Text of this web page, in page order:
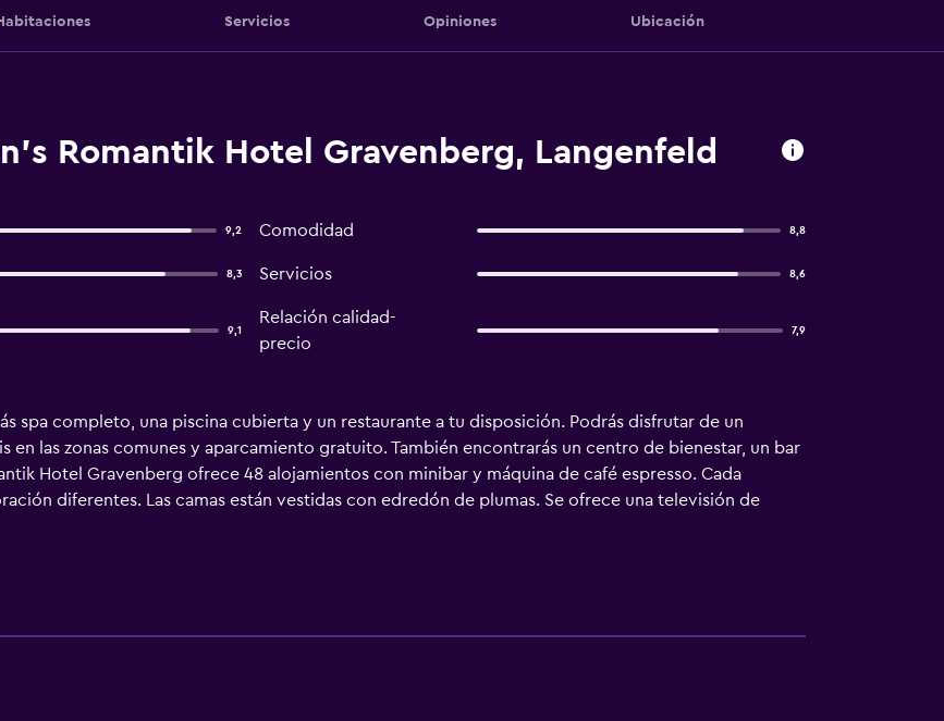
Servicios Opiniones Ubicación
Romantik Hotel Gravenberg, Langenfeld
9,2 Comodidad 8,8
8,3 Servicios 8,6
9,1
Relación calidad-
precio
7,9
spa completo, una piscina cubierta y un restaurante a tu disposición. Podrás disfrutar de un
las zonas comunes y aparcamiento gratuito. También encontrarás un centro de bienestar, un bar
Hotel Gravenberg ofrece 48 alojamientos con minibar y máquina de café espresso. Cada
diferentes. Las camas están vestidas con edredón de plumas. Se ofrece una televisión de
baños están dotados de albornoces, zapatillas, artículos de higiene personal gratuitos y secador
acceso a Internet wifi gratis. Entre las comodidades especialmente pensadas para las personas en